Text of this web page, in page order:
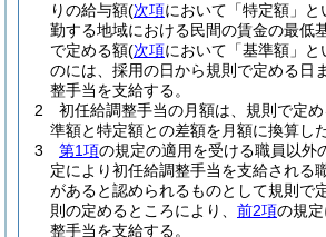
りの給与額(次項において「特定額」と
勤する地域における民間の賃金の最低
で定める額(次項において「基準額」と
のには、採用の日から規則で定める日
整手当を支給する。
2
初任給調整手当の月額は、規則で定
準額と特定額との差額を月額に換算し
3
第1項の規定の適用を受ける職員以外
定により初任給調整手当を支給される
があると認められるものとして規則で
則の定めるところにより、 前2項の規
整手当を支給する。